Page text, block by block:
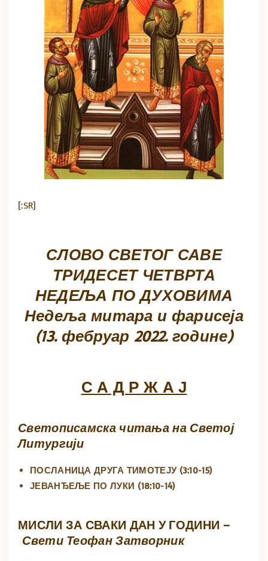
[:SR]
СЛОВО СВЕТОГ САВЕ
ТРИДЕСЕТ ЧЕТВРТА
НЕДЕЉА ПО ДУХОВИМА
Недеља митара и фарисеја
(13. фебруар 2022. године)
С А Д Р Ж А Ј
Светописамска читања на Светој
Литургији
ПОСЛАНИЦА ДРУГА ТИМОТЕЈУ (3:10-15)
ЈЕВАНЂЕЉЕ ПО ЛУКИ (18:10-14)
МИСЛИ ЗА СВАКИ ДАН У ГОДИНИ –
Свети Теофан Затворник